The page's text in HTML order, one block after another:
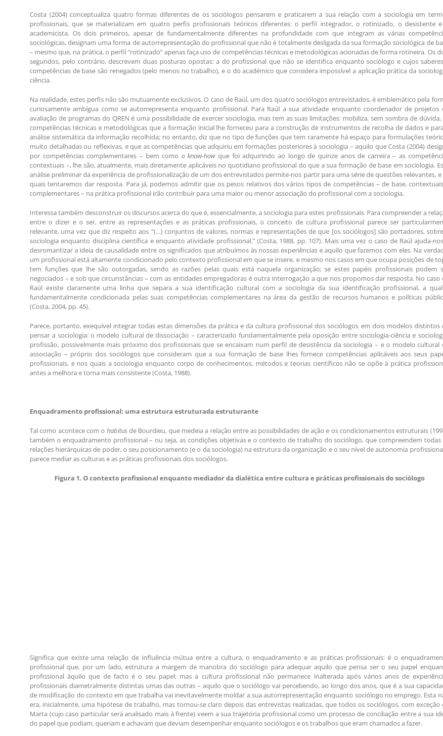
Costa (2004) conceptualiza quatro formas diferentes de os sociólogos pensarem e praticarem a sua relação com a sociologia em
profissionais, que se materializam em quatro perfis profissionais teóricos diferentes: o perfil integrador, o rotinizado, o desistente
academicista. Os dois primeiros, apesar de fundamentalmente diferentes na profundidade com que integram as várias
sociológicas, designam uma forma de autorrepresentação do profissional que não é totalmente desligada da sua formação sociológica de
– mesmo que, na prática, o perfil “rotinizado” apenas faça uso de competências técnicas e metodológicas acionadas de forma rotineira. Os
segundos, pelo contrário, descrevem duas posturas opostas: a do profissional que não se identifica enquanto sociólogo e cujos
competências de base são renegados (pelo menos no trabalho), e o do académico que considera impossível a aplicação prática da
ciência.
Na realidade, estes perfis não são mutuamente exclusivos. O caso de Raúl, um dos quatro sociólogos entrevistados, é emblemático pela
curiosamente ambígua como se autorrepresenta enquanto profissional. Para Raúl a sua atividade enquanto coordenador de projetos
avaliação de programas do QREN é uma possibilidade de exercer sociologia, mas tem as suas limitações: mobiliza, sem sombra de dúvida,
competências técnicas e metodológicas que a formação inicial lhe forneceu para a construção de instrumentos de recolha de dados e
análise sistemática da informação recolhida; no entanto, diz que no tipo de funções que tem raramente há espaço para formulações
muito detalhadas ou reflexivas, e que as competências que adquiriu em formações posteriores à sociologia – aquilo que Costa (2004)
por competências complementares – bem como o know-howque foi adquirindo ao longo de quinze anos de carreira – as
contextuais –, lhe são, atualmente, mais diretamente aplicáveis no quotidiano profissional do que a sua formação de base em sociologia.
análise preliminar da experiência de profissionalização de um dos entrevistados permite-nos partir para uma série de questões relevantes, e
quais tentaremos dar resposta. Para já, podemos admitir que os pesos relativos dos vários tipos de competências – de base,
complementares – na prática profissional irão contribuir para uma maior ou menor associação do profissional com a sociologia.
Interessa também desconstruir os discursos acerca do que é, essencialmente, a sociologia para estes profissionais. Para compreender a
entre o dizer e o ser, entre as representações e as práticas profissionais, o conceito de cultura profissional parece ser
relevante, uma vez que diz respeito aos “(…) conjuntos de valores, normas e representações de que [os sociólogos] são portadores,
sociologia enquanto disciplina científica e enquanto atividade profissional.” (Costa, 1988, pp. 107). Mais uma vez o caso de Raúl ajuda-
desromantizar a ideia de causalidade entre os significados que atribuímos às nossas experiências e aquilo que fazemos com eles. Na
um profissional está altamente condicionado pelo contexto profissional em que se insere, e mesmo nos casos em que ocupa posições de
tem funções que lhe são outorgadas, sendo as razões pelas quais está naquela organização; se estes papéis profissionais podem
negociados – e sob que circunstâncias – com as entidades empregadoras é outra interrogação a que nos propomos dar resposta. No caso
Raúl existe claramente uma linha que separa a sua identificação cultural com a sociologia da sua identificação profissional, a
fundamentalmente condicionada pelas suas competências complementares na área da gestão de recursos humanos e políticas
(Costa, 2004, pp. 45).
Parece, portanto, exequível integrar todas estas dimensões da prática e da cultura profissional dos sociólogos em dois modelos distintos
pensar a sociologia: o modelo cultural de dissociação – caracterizado fundamentalmente pela oposição entre sociologia-ciência e
profissão, possivelmente mais próximo dos profissionais que se encaixam num perfil de desistência da sociologia – e o modelo cultural
associação – próprio dos sociólogos que consideram que a sua formação de base lhes fornece competências aplicáveis aos seus
profissionais, e nos quais a sociologia enquanto corpo de conhecimentos, métodos e teorias científicos não se opõe à prática
antes a melhora e torna mais consistente (Costa, 1988).
Enquadramento profissional: uma estrutura estruturada estruturante
Tal como acontece com o habitus de Bourdieu, que medeia a relação entre as possibilidades de ação e os condicionamentos estruturais
também o enquadramento profissional – ou seja, as condições objetivas e o contexto de trabalho do sociólogo, que compreendem todas
relações hierárquicas de poder, o seu posicionamento (e o da sociologia) na estrutura da organização e o seu nível de autonomia
parece mediar as culturas e as práticas profissionais dos sociólogos.
Figura 1. Ocontextoprofissional enquanto mediador da dialética entre cultura e práticas profissionais do sociólogo
Significa que existe uma relação de influência mútua entre a cultura, o enquadramento e as práticas profissionais: é o
profissional que, por um lado, estrutura a margem de manobra do sociólogo para adequar aquilo que pensa ser o seu papel
profissional àquilo que de facto é o seu papel; mas a cultura profissional não permanece inalterada após vários anos de
profissionais diametralmente distintas umas das outras – aquilo que o sociólogo vai percebendo, ao longo dos anos, que é a sua
de modificação do contexto em que trabalha vai inevitavelmente moldar a sua autorrepresentação enquanto sociólogo no emprego. Esta
era, inicialmente, uma hipótese de trabalho, mas tornou-se claro depois das entrevistas realizadas, que todos os sociólogos, com exceção
Marta (cujo caso particular será analisado mais à frente) veem a sua trajetória profissional como um processo de conciliação entre a sua
do papel que podiam, queriam e achavam que deviam desempenhar enquanto sociólogos e os trabalhos que eram chamados a fazer.